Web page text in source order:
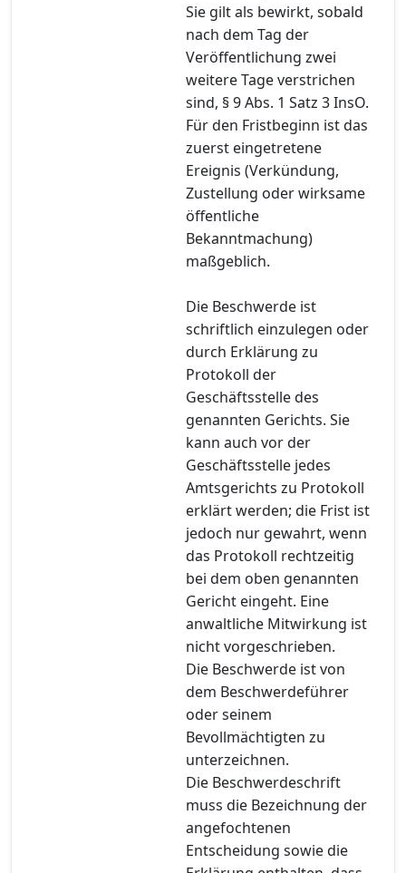
Sie gilt als bewirkt, sobald
nach dem Tag der
Veröffentlichung zwei
weitere Tage verstrichen
sind, § 9 Abs. 1 Satz 3 InsO.
Für den Fristbeginn ist das
zuerst eingetretene
Ereignis (Verkündung,
Zustellung oder wirksame
öffentliche
Bekanntmachung)
maßgeblich.
Die Beschwerde ist
schriftlich einzulegen oder
durch Erklärung zu
Protokoll der
Geschäftsstelle des
genannten Gerichts. Sie
kann auch vor der
Geschäftsstelle jedes
Amtsgerichts zu Protokoll
erklärt werden; die Frist ist
jedoch nur gewahrt, wenn
das Protokoll rechtzeitig
bei dem oben genannten
Gericht eingeht. Eine
anwaltliche Mitwirkung ist
nicht vorgeschrieben.
Die Beschwerde ist von
dem Beschwerdeführer
oder seinem
Bevollmächtigten zu
unterzeichnen.
Die Beschwerdeschrift
muss die Bezeichnung der
angefochtenen
Entscheidung sowie die